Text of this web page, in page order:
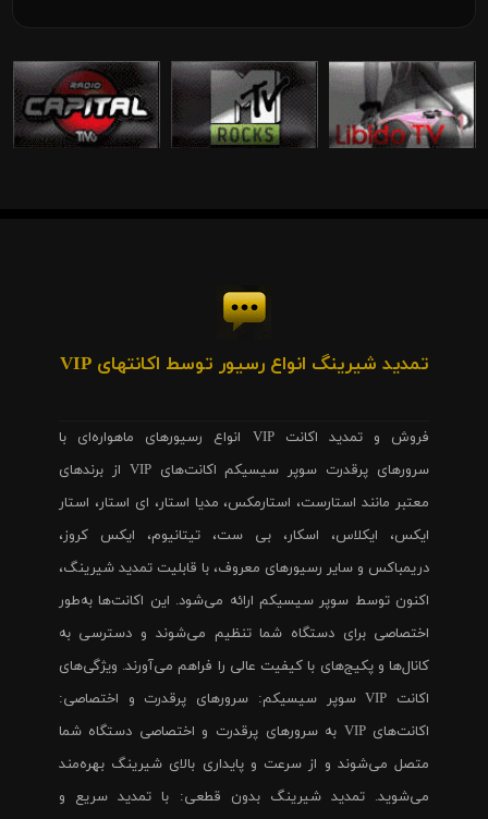
تمدید شیرینگ انواع رسیور توسط اکانتهای VIP
فروش و تمدید اکانت VIP انواع رسیورهای ماهواره‌ای با
سرورهای پرقدرت سوپر سیسیکم اکانت‌های VIP از برندهای
معتبر مانند استارست، استارمکس، مدیا استار، ای استار، استار
ایکس، ایکلاس، اسکار، بی ست، تیتانیوم، ایکس کروز،
دریمباکس و سایر رسیورهای معروف، با قابلیت تمدید شیرینگ،
اکنون توسط سوپر سیسیکم ارائه می‌شود. این اکانت‌ها به‌طور
اختصاصی برای دستگاه شما تنظیم می‌شوند و دسترسی به
کانال‌ها و پکیج‌های با کیفیت عالی را فراهم می‌آورند. ویژگی‌های
اکانت VIP سوپر سیسیکم: سرورهای پرقدرت و اختصاصی:
اکانت‌های VIP به سرورهای پرقدرت و اختصاصی دستگاه شما
متصل می‌شوند و از سرعت و پایداری بالای شیرینگ بهره‌مند
می‌شوید. تمدید شیرینگ بدون قطعی: با تمدید سریع و